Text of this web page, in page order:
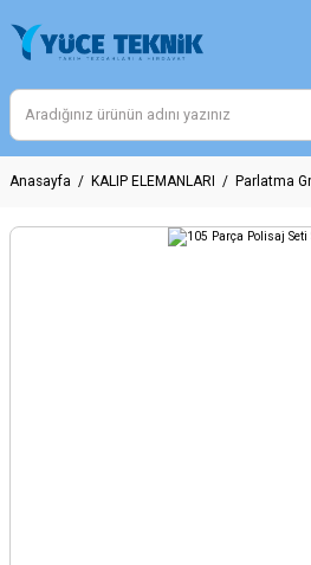
Anasayfa KALIP ELEMANLARI Parlatma